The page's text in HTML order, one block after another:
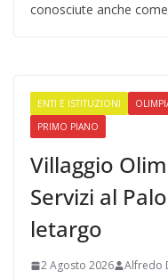
conosciute anche
ENTI E ISTITUZIONI
PRIMO PIANO
Villaggio
Servizi al
letargo
2 Agosto 2026 Alfredo